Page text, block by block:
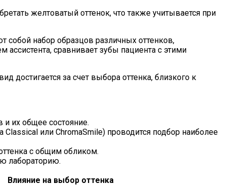
желтоватый оттенок, что также учитывается при
набор образцов различных оттенков,
сравнивает зубы пациента с этими
достигается за счет выбора оттенка, близкого к
и их общее состояние.
или ChromaSmile) проводится подбор наиболее
с общим обликом.
лабораторию.
Влияние на выбор оттенка